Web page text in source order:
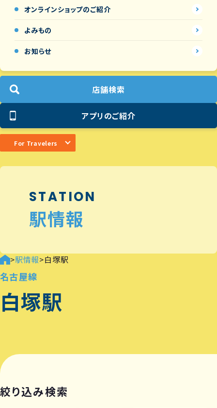
オンラインショップのご紹介
よみもの
お知らせ
店舗検索
アプリのご紹介
For Travelers
STATION
駅情報
>駅情報>白塚駅
名古屋線
白塚駅
絞り込み検索